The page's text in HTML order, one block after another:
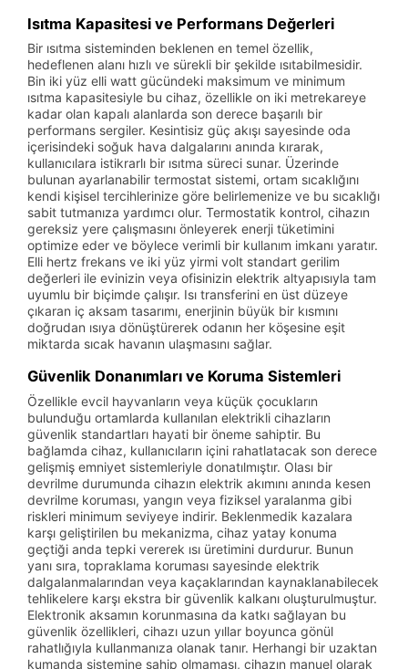
Isıtma Kapasitesi ve Performans Değerleri
Bir ısıtma sisteminden beklenen en temel özellik,
hedeflenen alanı hızlı ve sürekli bir şekilde ısıtabilmesidir.
Bin iki yüz elli watt gücündeki maksimum ve minimum
ısıtma kapasitesiyle bu cihaz, özellikle on iki metrekareye
kadar olan kapalı alanlarda son derece başarılı bir
performans sergiler. Kesintisiz güç akışı sayesinde oda
içerisindeki soğuk hava dalgalarını anında kırarak,
kullanıcılara istikrarlı bir ısıtma süreci sunar. Üzerinde
bulunan ayarlanabilir termostat sistemi, ortam sıcaklığını
kendi kişisel tercihlerinize göre belirlemenize ve bu sıcaklığı
sabit tutmanıza yardımcı olur. Termostatik kontrol, cihazın
gereksiz yere çalışmasını önleyerek enerji tüketimini
optimize eder ve böylece verimli bir kullanım imkanı yaratır.
Elli hertz frekans ve iki yüz yirmi volt standart gerilim
değerleri ile evinizin veya ofisinizin elektrik altyapısıyla tam
uyumlu bir biçimde çalışır. Isı transferini en üst düzeye
çıkaran iç aksam tasarımı, enerjinin büyük bir kısmını
doğrudan ısıya dönüştürerek odanın her köşesine eşit
miktarda sıcak havanın ulaşmasını sağlar.
Güvenlik Donanımları ve Koruma Sistemleri
Özellikle evcil hayvanların veya küçük çocukların
bulunduğu ortamlarda kullanılan elektrikli cihazların
güvenlik standartları hayati bir öneme sahiptir. Bu
bağlamda cihaz, kullanıcıların içini rahatlatacak son derece
gelişmiş emniyet sistemleriyle donatılmıştır. Olası bir
devrilme durumunda cihazın elektrik akımını anında kesen
devrilme koruması, yangın veya fiziksel yaralanma gibi
riskleri minimum seviyeye indirir. Beklenmedik kazalara
karşı geliştirilen bu mekanizma, cihaz yatay konuma
geçtiği anda tepki vererek ısı üretimini durdurur. Bunun
yanı sıra, topraklama koruması sayesinde elektrik
dalgalanmalarından veya kaçaklarından kaynaklanabilecek
tehlikelere karşı ekstra bir güvenlik kalkanı oluşturulmuştur.
Elektronik aksamın korunmasına da katkı sağlayan bu
güvenlik özellikleri, cihazı uzun yıllar boyunca gönül
rahatlığıyla kullanmanıza olanak tanır. Herhangi bir uzaktan
kumanda sistemine sahip olmaması, cihazın manuel olarak